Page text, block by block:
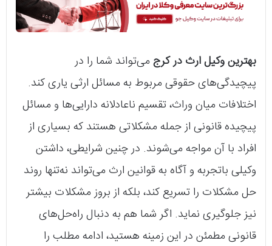
بهترین وکیل ارث در کرجمی‌تواند شما را در
پیچیدگی‌های حقوقی مربوط به مسائل ارثی یاری کند.
اختلافات میان وراث، تقسیم ناعادلانه دارایی‌ها و مسائل
پیچیده قانونی از جمله مشکلاتی هستند که بسیاری از
افراد با آن مواجه می‌شوند. در چنین شرایطی، داشتن
وکیلی باتجربه و آگاه به قوانین ارث می‌تواند نه‌تنها روند
حل مشکلات را تسریع کند، بلکه از بروز مشکلات بیشتر
نیز جلوگیری نماید. اگر شما هم به دنبال راه‌حل‌های
قانونی مطمئن در این زمینه هستید، ادامه مطلب را